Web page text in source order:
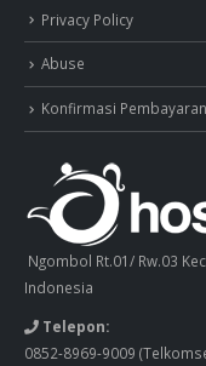
Privacy Policy
Abuse
Konfirmasi Pembayaran
Ngombol Rt.01/ Rw.03
Indonesia
Telepon:
0852-8969-9009